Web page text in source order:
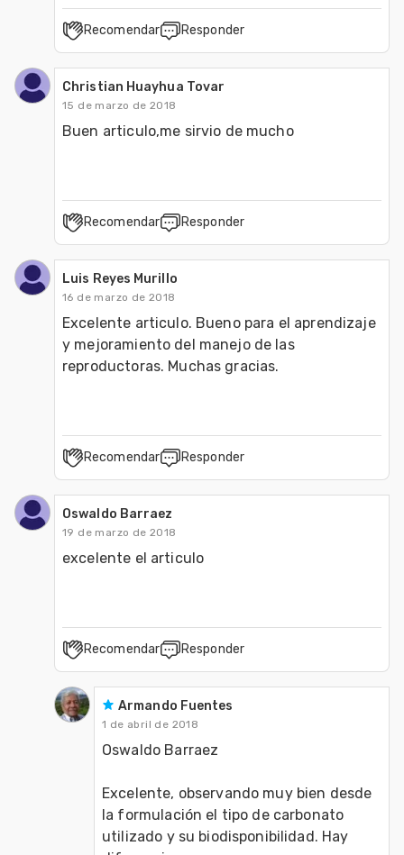
Recomendar Responder
Christian Huayhua Tovar
15 de marzo de 2018
Buen articulo,me sirvio de mucho
Recomendar Responder
Luis Reyes Murillo
16 de marzo de 2018
Excelente articulo. Bueno para el aprendizaje
y mejoramiento del manejo de las
reproductoras. Muchas gracias.
Recomendar Responder
Oswaldo Barraez
19 de marzo de 2018
Recomendar Responder
Armando Fuentes
1 de abril de 2018
Oswaldo Barraez
Excelente, observando muy bien desde
la formulación el tipo de carbonato
utilizado y su biodisponibilidad. Hay